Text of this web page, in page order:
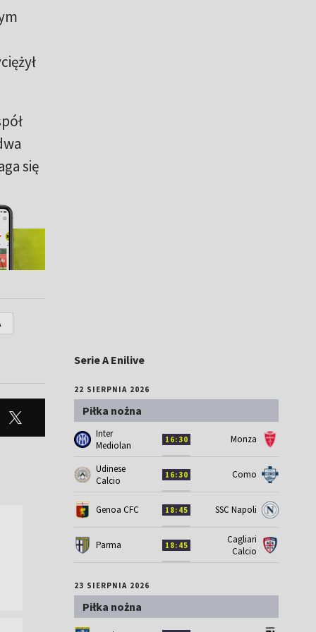
się
Serie A Enilive
22 SIERPNIA 2026
Piłka nożna
Inter
Mediolan
16:30 Monza
Udinese
Calcio
16:30 Como
Genoa CFC 18:45 SSC Napoli
Parma 18:45
Cagliari
Calcio
23 SIERPNIA 2026
Piłka nożna